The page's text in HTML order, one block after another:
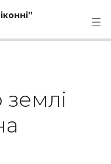
підвіконні